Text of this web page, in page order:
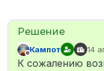
Не в сети
Кампот 14
К сожалению